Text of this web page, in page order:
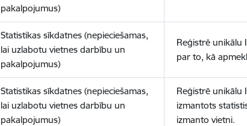
pakalpojumus)
Statistikas sīkdatnes (nepieciešamas,
lai uzlabotu vietnes darbību un
pakalpojumus)
Reģistrē unikālu
par to, kā
Statistikas sīkdatnes (nepieciešamas,
lai uzlabotu vietnes darbību un
pakalpojumus)
Reģistrē unikālu
izmantots
izmanto vietni.